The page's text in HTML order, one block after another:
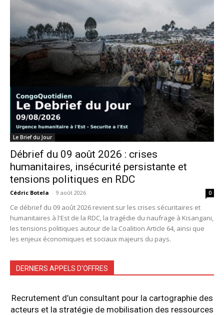
Le Brief du Jour
Débrief du 09 août 2026 : crises
humanitaires, insécurité persistante et
tensions politiques en RDC
Cédric Botela - 9 août 2026 0
Ce débrief du 09 août 2026 revient sur les crises sécuritaires et
humanitaires à l'Est de la RDC, la tragédie du naufrage à Kisangani,
les tensions politiques autour de la Coalition Article 64, ainsi que
les enjeux économiques et sociaux majeurs du pays.
DERNIERS APPELS D'OFFRES
Recrutement d’un consultant pour la cartographie des
acteurs et la stratégie de mobilisation des ressources